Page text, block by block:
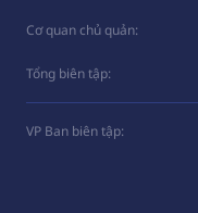
Cơ quan chủ quản:
Tổng biên tập:
VP Ban biên tập: